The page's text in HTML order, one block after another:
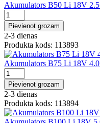
Akumulators B50 Li 18V
Pievienot grozam
2-3 dienas
Produkta kods: 113893
Akumulators B75 Li 18V
Pievienot grozam
2-3 dienas
Produkta kods: 113894